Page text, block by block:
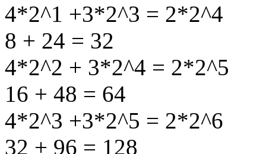
4*2^1 +3*2^3 = 2*2^4
8 + 24 = 32
4*2^2 + 3*2^4 = 2*2^5
16 + 48 = 64
4*2^3 +3*2^5 = 2*2^6
32 + 96 = 128